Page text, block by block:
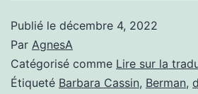
Publié le décembre 4, 2022
Par AgnesA
Catégorisé comme Lire sur la
Étiqueté Barbara Cassin, Berman,